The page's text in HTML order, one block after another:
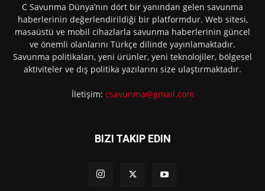
C Savunma Dünya’nın dört bir yanından gelen savunma
haberlerinin değerlendirildiği bir platformdur. Web sitesi,
masaüstü ve mobil cihazlarla savunma haberlerinin güncel
ve önemli olanlarını Türkçe dilinde yayınlamaktadır.
Savunma politikaları, yeni ürünler, yeni teknolojiler, bölgesel
aktiviteler ve dış politika yazılarını size ulaştırmaktadır.
İletişim: csavunma@gmail.com
BIZI TAKIP EDIN